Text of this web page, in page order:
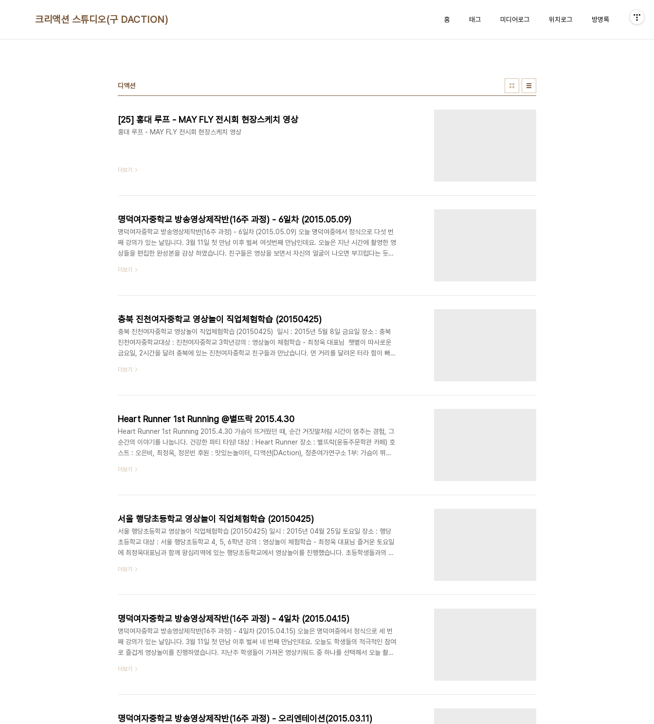
크리액션 스튜디오(구 DACTION) 홈 태그 미디어로그 위치로그 방명록
디액션
[25] 홍대 루프 - MAY FLY 전시회 현장스케치 영상
홍대 루프 - MAY FLY 전시회 현장스케치 영상
더보기
명덕여자중학교 방송영상제작반(16주 과정) - 6일차 (2015.05.09)
명덕여자중학교 방송영상제작반(16주 과정) - 6일차 (2015.05.09) 오늘 명덕여중에서 정식으로 다섯 번
째 강의가 있는 날입니다. 3월 11일 첫 만남 이후 벌써 여섯번째 만남인데요. 오늘은 지난 시간에 촬영한 영
상들을 편집한 완성본을 감상 하였습니다. 친구들은 영상을 보면서 자신의 얼굴이 나오면 부끄럽다는 듯이
서 발표를 진행 하였고, 새로운 작품을 위해 기존에 짜여진 팀을 새로 구성 하였습니다. 또한 최정욱 대표님
간에는 각 팀 별 우수 기획안을 정한 뒤, 발표하는 시간을 갖기로 약속하고 오늘의..
더보기
충북 진천여자중학교 영상놀이 직업체험학습 (20150425)
충북 진천여자중학교 영상놀이 직업체험학습 (20150425) 일시 : 2015년 5월 8일 금요일 장소 : 충북
진천여자중학교대상 : 진천여자중학교 3학년강의 : 영상놀이 체험학습 - 최정욱 대표님 햇볕이 따사로운
금요일, 2시간을 달려 충북에 있는 진천여자중학교 친구들과 만났습니다. 먼 거리를 달려온 터라 힘이 빠져
통해 빼꼼빼꼼 저희를 구경하는 친구들이 너무나 귀여웠습니다. 순박한 웃음을 보여주던 친구들의 창의적
인공이 의자와 지우개로 변신했을때 일어나는 에피소드가 우수 콘티로 선정되어 곧바로 촬영..
더보기
Heart Runner 1st Running @별뜨락 2015.4.30
Heart Runner 1st Running 2015.4.30 가슴이 뜨거웠던 때, 순간 거짓말처럼 시간이 멈추는 경험, 그
순간의 이야기를 나눕니다. 건강한 파티 타임! 대상 : Heart Runner 장소 : 별뜨락(윤동주문학관 카페) 호
스트 : 오은비, 최정욱, 정은빈 후원 : 맛있는놀이터, 디액션(DAction), 청춘여가연구소 1부: 가슴이 뛰다!
연/세미나ㅣ파티/이벤트ㅣ기타공간대여 + 디액션스쿨 (문의) 070 8748 1031 /
더보기
서울 행당초등학교 영상놀이 직업체험학습 (20150425)
서울 행당초등학교 영상놀이 직업체험학습 (20150425) 일시 : 2015년 04월 25일 토요일 장소 : 행당
초등학교 대상 : 서울 행당초등학교 4, 5, 6학년 강의 : 영상놀이 체험학습 - 최정욱 대표님 즐거운 토요일
에 최정욱대표님과 함께 왕십리역에 있는 행당초등학교에서 영상놀이를 진행했습니다. 초등학생들과의 첫
고 모두 호기심이 가득한 표정으로 저희를 맞아주었습니다. 초등학생 친구들은영상놀이가 시작되자마자 너
으로 강의를 진행 하였습니다. 영상놀이를 진행 하면서 친구들과 부쩍 친해졌는데 쉬는 ..
더보기
명덕여자중학교 방송영상제작반(16주 과정) - 4일차 (2015.04.15)
명덕여자중학교 방송영상제작반(16주 과정) - 4일차 (2015.04.15) 오늘은 명덕여중에서 정식으로 세 번
째 강의가 있는 날입니다. 3월 11일 첫 만남 이후 벌써 네 번째 만남인데요. 오늘도 학생들의 적극적인 참여
로 즐겁게 영상놀이를 진행하였습니다. 지난주 학생들이 가져온 영상키워드 중 하나를 선택해서 오늘 촬영
했습니다. 이제 최이주 학생이 감독이 되어 '감정'이라는 키워드에 맞는 주제를 찾기 위해 토론을 진행했습
다. 학생들이 만든 콘티중에서 우예담 학생의 '어머니의잔소리'와 김희라 학생의'..
더보기
명덕여자중학교 방송영상제작반(16주 과정) - 오리엔테이션(2015.03.11)